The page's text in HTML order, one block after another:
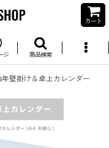
カート
ジ 商品検索
壁掛け＆卓上カレンダー